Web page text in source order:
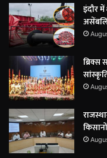
इंदौर